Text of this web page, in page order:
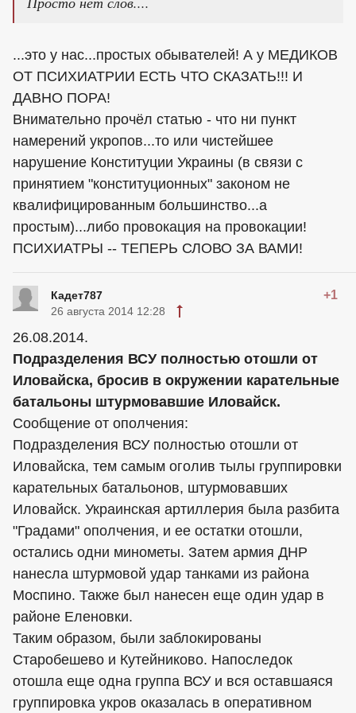
...это у нас...простых обывателей! А у МЕДИКОВ
ОТ ПСИХИАТРИИ ЕСТЬ ЧТО СКАЗАТЬ!!! И
ДАВНО ПОРА!
Внимательно прочёл статью - что ни пункт
намерений укропов...то или чистейшее
нарушение Конституции Украины (в связи с
принятием "конституционных" законом не
квалифицированным большинство...а
простым)...либо провокация на провокации!
ПСИХИАТРЫ -- ТЕПЕРЬ СЛОВО ЗА ВАМИ!
Кадет787 +1
26 августа 2014 12:28
26.08.2014.
Подразделения ВСУ полностью отошли от
Иловайска, бросив в окружении карательные
батальоны штурмовавшие Иловайск.
Сообщение от ополчения:
Подразделения ВСУ полностью отошли от
Иловайска, тем самым оголив тылы группировки
карательных батальонов, штурмовавших
Иловайск. Украинская артиллерия была разбита
"Градами" ополчения, и ее остатки отошли,
остались одни минометы. Затем армия ДНР
нанесла штурмовой удар танками из района
Моспино. Также был нанесен еще один удар в
районе Еленовки.
Таким образом, были заблокированы
Старобешево и Кутейниково. Напоследок
отошла еще одна группа ВСУ и вся оставшаяся
группировка укров оказалась в оперативном